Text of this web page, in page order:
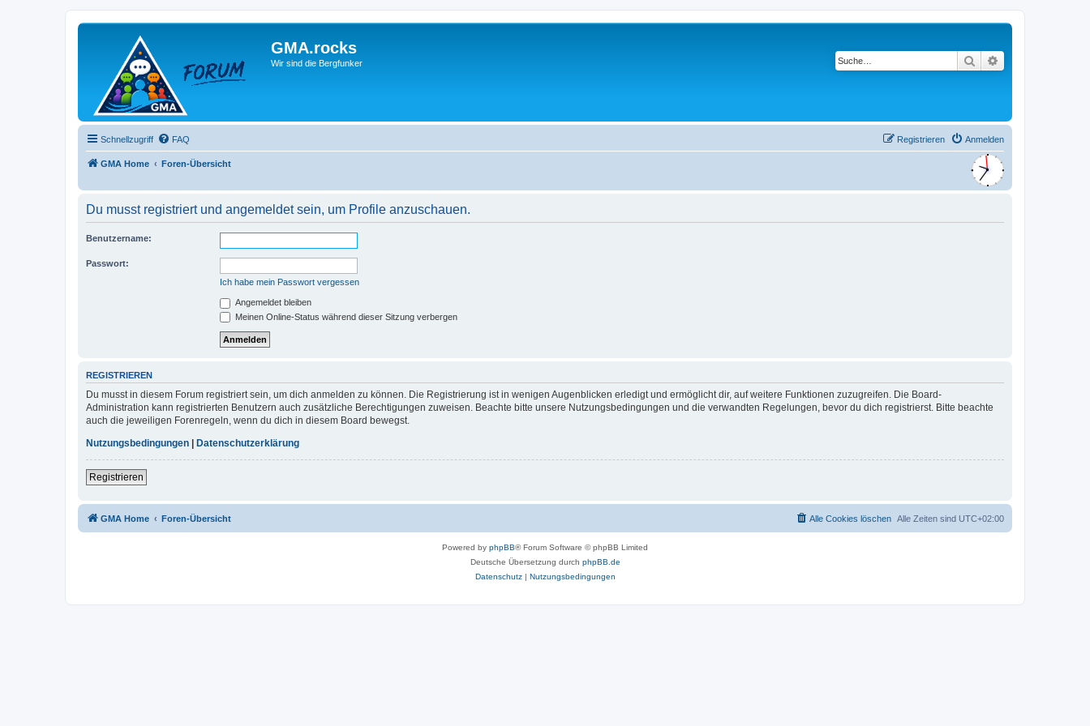
GMA.rocks
Wir sind die Bergfunker Suche
Schnellzugriff FAQ Anmelden
Registrieren
GMA Home Foren-Übersicht
Du musst registriert und angemeldet sein, um Profile anzuschauen.
Benutzername:
Passwort:
Ich habe mein Passwort vergessen
Angemeldet bleiben
Meinen Online-Status während dieser Sitzung verbergen
REGISTRIEREN
Du musst in diesem Forum registriert sein, um dich anmelden zu können. Die Registrierung ist in wenigen Augenblicken erledigt und ermöglicht dir, auf weitere Funktionen zuzugreifen. Die Board-
Administration kann registrierten Benutzern auch zusätzliche Berechtigungen zuweisen. Beachte bitte unsere Nutzungsbedingungen und die verwandten Regelungen, bevor du dich registrierst. Bitte beachte
auch die jeweiligen Forenregeln, wenn du dich in diesem Board bewegst.
Nutzungsbedingungen | Datenschutzerklärung
Registrieren
GMA Home Foren-Übersicht Alle Zeiten sind UTC+02:00
Alle Cookies löschen
Powered by phpBB® Forum Software © phpBB Limited
Deutsche Übersetzung durch phpBB.de
Datenschutz| Nutzungsbedingungen